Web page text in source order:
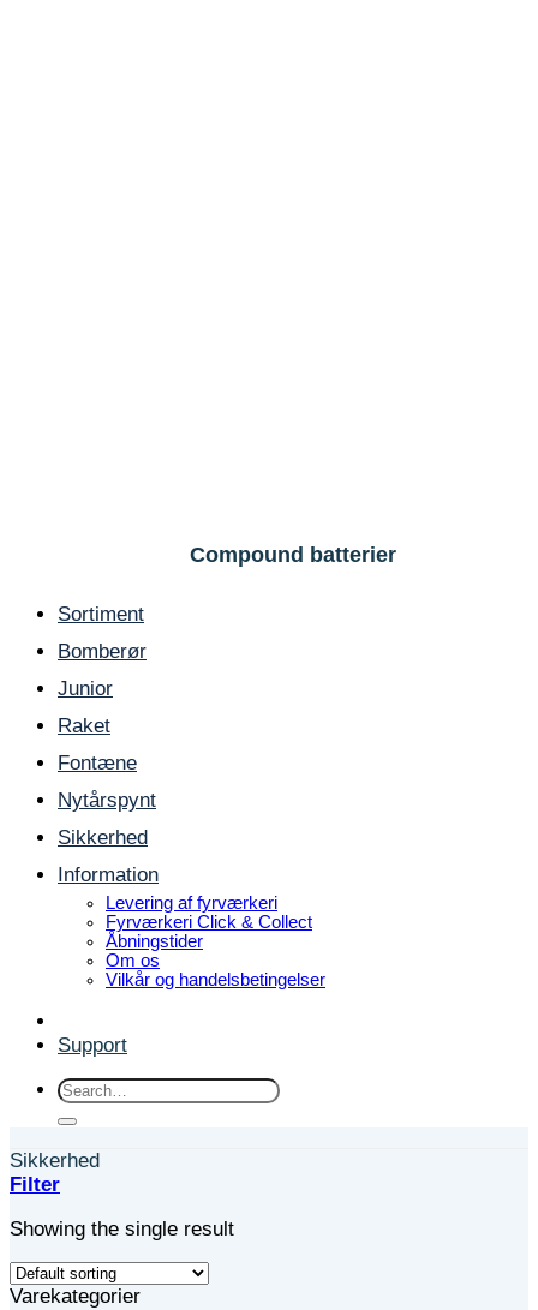
Compound batterier
Sortiment
Bomberør
Junior
Raket
Fontæne
Nytårspynt
Sikkerhed
Information
Levering af fyrværkeri
Fyrværkeri Click & Collect
Åbningstider
Om os
Vilkår og handelsbetingelser
Support
Search
for:
Sikkerhed
Filter
Showing the single result
Varekategorier